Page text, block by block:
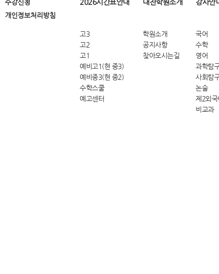
수강신청
개인정보처리방침
2026시간표안내
고3
고2
고1
예비고1(현 중3)
예비중3(현 중2)
수학스쿨
예고센터
대찬학원소개
학원소개
공지사항
찾아오시는길
강사안
국어
수학
영어
과학탐
사회탐
논술
제2외국
비교과